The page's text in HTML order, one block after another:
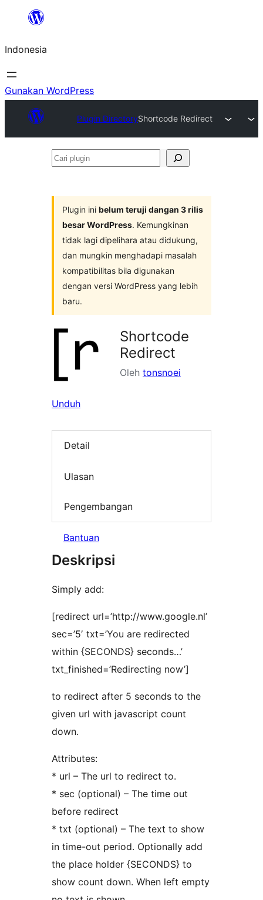
Lewati
konten
Indonesia
Gunakan WordPress
Plugin DirectoryShortcode Redirect
Cari
Plugin ini belum teruji dangan 3 rilis
besar WordPress. Kemungkinan
tidak lagi dipelihara atau didukung,
dan mungkin menghadapi masalah
kompatibilitas bila digunakan
dengan versi WordPress yang lebih
baru.
Shortcode
Redirect
Oleh tonsnoei
Unduh
Detail
Ulasan
Pengembangan
Bantuan
Deskripsi
Simply add:
[redirect url=’http://www.google.nl’
sec=’5′ txt=’You are redirected
within {SECONDS} seconds…’
txt_finished=’Redirecting now’]
to redirect after 5 seconds to the
given url with javascript count
down.
Attributes:
* url – The url to redirect to.
* sec (optional) – The time out
before redirect
* txt (optional) – The text to show
in time-out period. Optionally add
the place holder {SECONDS} to
show count down. When left empty